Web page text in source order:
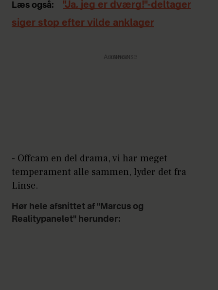
Læs også:
"Ja, jeg er dværg!"-deltager
siger stop efter vilde anklager
Annonce
- Offcam en del drama, vi har meget
temperament alle sammen, lyder det fra
Linse.
Hør hele afsnittet af "Marcus og
Realitypanelet" herunder: